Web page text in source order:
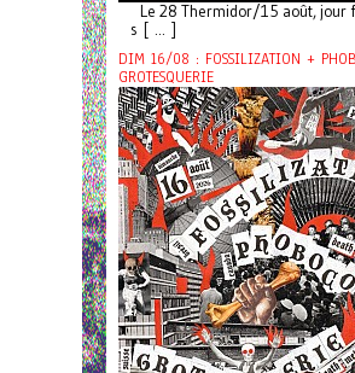
Le 28 Thermidor/15 août, jour
s [ ... ]
DIM 16/08 : FOSSILIZATION +
GROTESQUERIE